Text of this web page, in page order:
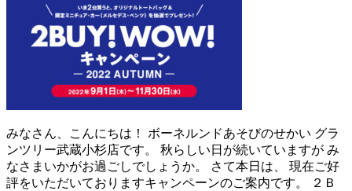
みなさん、こんにちは！ ボーネルンドあそびのせかい グラ
ンツリー武蔵小杉店です。 秋らしい日が続いていますが み
なさまいかがお過ごしでしょうか。 さて本日は、 現在ご好
評をいただいておりますキャンペーンのご案内です。 ２Ｂ